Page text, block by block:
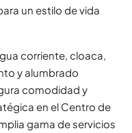
un estilo de vida
corriente, cloaca,
y alumbrado
comodidad y
en el Centro de
gama de servicios